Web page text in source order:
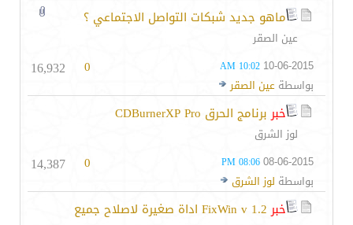
ماهو جديد شبكات التواصل الاجتماعي ؟
عين الصقر
10-06-2015
10:02 AM
بواسطة عين الصقر
0
16,932
خبر برنامج الحرق CDBurnerXP Pro
لوز الشرق
08-06-2015
08:06 PM
بواسطة لوز الشرق
0
14,387
خبر
FixWin v 1.2 اداة صغيرة لاصلاح جميع